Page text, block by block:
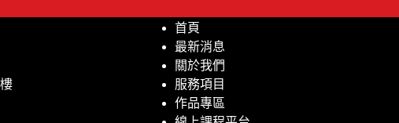
首頁
最新消息
關於我們
服務項目
作品專區